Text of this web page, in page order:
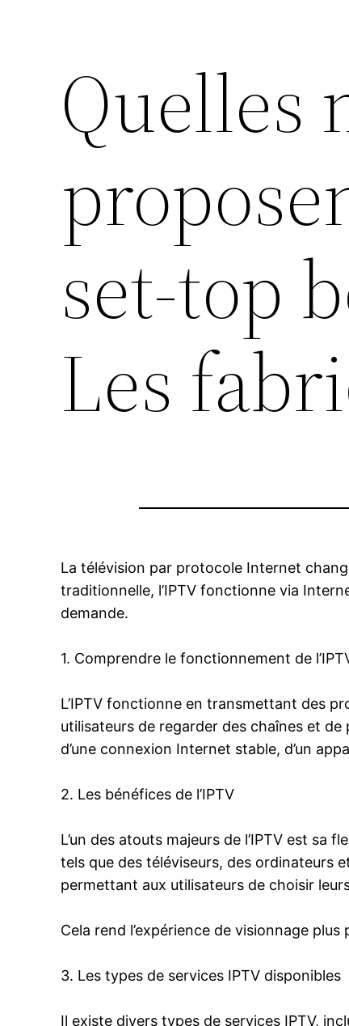
Quelles
set-top
Les
La télévision par protocole Internet
traditionnelle, l’IPTV fonctionne via
demande.
1. Comprendre le fonctionnement de
L’IPTV fonctionne en transmettant des
utilisateurs de regarder des chaînes et de
d’une connexion Internet stable, d’un
2. Les bénéfices de l’IPTV
L’un des atouts majeurs de l’IPTV est
tels que des téléviseurs, des ordinateurs
permettant aux utilisateurs de choisir
Cela rend l’expérience de visionnage
3. Les types de services IPTV disponibles
Il existe divers types de services IPTV,